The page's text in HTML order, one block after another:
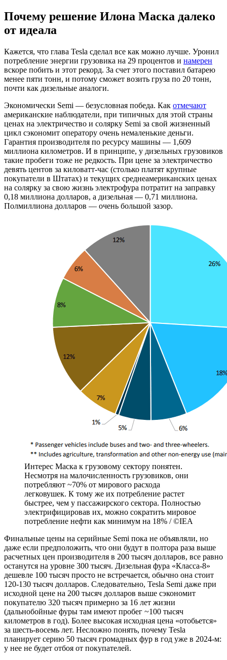
Почему решение Илона Маска далеко
от идеала
Кажется, что глава Tesla сделал все как можно лучше. Уронил
потребление энергии грузовика на 29 процентов и намерен
вскоре побить и этот рекорд. За счет этого поставил батарею
менее пяти тонн, и потому сможет возить груза по 20 тонн,
почти как дизельные аналоги.
Экономически Semi — безусловная победа. Как отмечают
американские наблюдатели, при типичных для этой страны
ценах на электричество и солярку Semi за свой жизненный
цикл сэкономит оператору очень немаленькие деньги.
Гарантия производителя по ресурсу машины — 1,609
миллиона километров. И в принципе, у дизельных грузовиков
такие пробеги тоже не редкость. При цене за электричество
девять центов за киловатт-час (столько платят крупные
покупатели в Штатах) и текущих среднеамериканских ценах
на солярку за свою жизнь электрофура потратит на заправку
0,18 миллиона долларов, а дизельная — 0,71 миллиона.
Полмиллиона долларов — очень большой зазор.
Интерес Маска к грузовому сектору понятен.
Несмотря на малочисленность грузовиков, они
потребляют ~70% от мирового расхода
легковушек. К тому же их потребление растет
быстрее, чем у пассажирского сектора. Полностью
электрифицировав их, можно сократить мировое
потребление нефти как минимум на 18% / ©IEA
Финальные цены на серийные Semi пока не объявляли, но
даже если предположить, что они будут в полтора раза выше
расчетных цен производителя в 200 тысяч долларов, все равно
останутся на уровне 300 тысяч. Дизельная фура «Класса-8»
дешевле 100 тысяч просто не встречается, обычно она стоит
120-130 тысяч долларов. Следовательно, Tesla Semi даже при
исходной цене на 200 тысяч долларов выше сэкономит
покупателю 320 тысяч примерно за 16 лет жизни
(дальнобойные фуры там имеют пробег ~100 тысяч
километров в год). Более высокая исходная цена «отобьется»
за шесть-восемь лет. Несложно понять, почему Tesla
планирует серию 50 тысяч громадных фур в год уже в 2024-м:
у нее не будет отбоя от покупателей.